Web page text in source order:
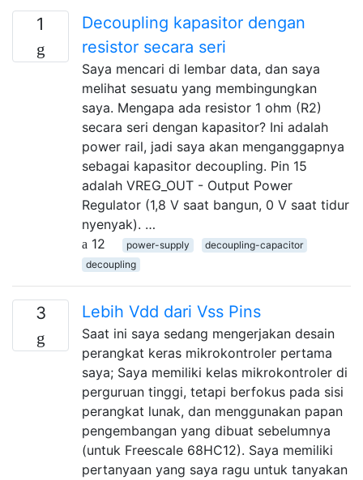
1
Decoupling kapasitor dengan
resistor secara seri
Saya mencari di lembar data, dan saya
melihat sesuatu yang membingungkan
saya. Mengapa ada resistor 1 ohm (R2)
secara seri dengan kapasitor? Ini adalah
power rail, jadi saya akan menganggapnya
sebagai kapasitor decoupling. Pin 15
adalah VREG_OUT - Output Power
Regulator (1,8 V saat bangun, 0 V saat tidur
nyenyak). …
12
power-supply
decoupling-capacitor
decoupling
3 Lebih Vdd dari Vss Pins
Saat ini saya sedang mengerjakan desain
perangkat keras mikrokontroler pertama
saya; Saya memiliki kelas mikrokontroler di
perguruan tinggi, tetapi berfokus pada sisi
perangkat lunak, dan menggunakan papan
pengembangan yang dibuat sebelumnya
(untuk Freescale 68HC12). Saya memiliki
pertanyaan yang saya ragu untuk tanyakan